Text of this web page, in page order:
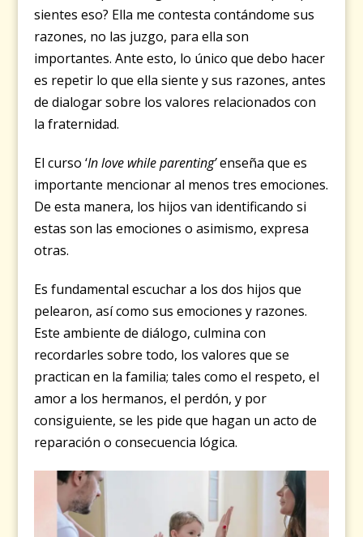
sientes eso? Ella me contesta contándome sus
razones, no las juzgo, para ella son
importantes. Ante esto, lo único que debo hacer
es repetir lo que ella siente y sus razones, antes
de dialogar sobre los valores relacionados con
la fraternidad.
El curso ‘In love while parenting’enseña que es
importante mencionar al menos tres emociones.
De esta manera, los hijos van identificando si
estas son las emociones o asimismo, expresa
otras.
Es fundamental escuchar a los dos hijos que
pelearon, así como sus emociones y razones.
Este ambiente de diálogo, culmina con
recordarles sobre todo, los valores que se
practican en la familia; tales como el respeto, el
amor a los hermanos, el perdón, y por
consiguiente, se les pide que hagan un acto de
reparación o consecuencia lógica.